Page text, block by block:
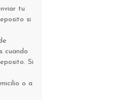
tu
si
cuando
Si
o a